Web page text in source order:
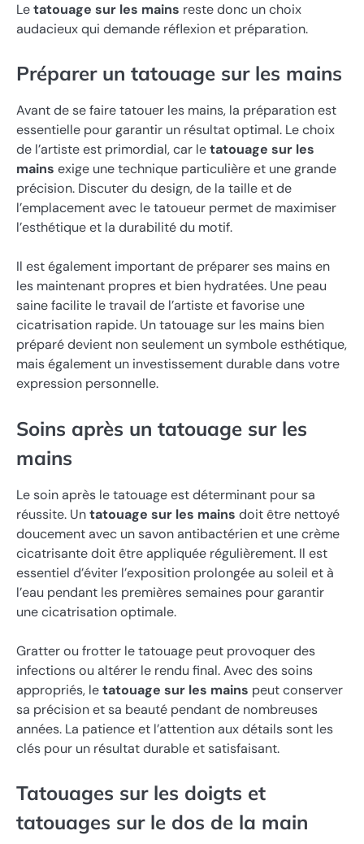
Letatouage sur les mains reste donc un choix
audacieux qui demande réflexion et préparation.
Préparer un tatouage sur les mains
Avant de se faire tatouer les mains, la préparation est
essentielle pour garantir un résultat optimal. Le choix
de l’artiste est primordial, car letatouage sur les
mains exige une technique particulière et une grande
précision. Discuter du design, de la taille et de
l’emplacement avec le tatoueur permet de maximiser
l’esthétique et la durabilité du motif.
Il est également important de préparer ses mains en
les maintenant propres et bien hydratées. Une peau
saine facilite le travail de l’artiste et favorise une
cicatrisation rapide. Un tatouage sur les mains bien
préparé devient non seulement un symbole esthétique,
mais également un investissement durable dans votre
expression personnelle.
Soins après un tatouage sur les
mains
Le soin après le tatouage est déterminant pour sa
réussite. Untatouage sur les mains doit être nettoyé
doucement avec un savon antibactérien et une crème
cicatrisante doit être appliquée régulièrement. Il est
essentiel d’éviter l’exposition prolongée au soleil et à
l’eau pendant les premières semaines pour garantir
une cicatrisation optimale.
Gratter ou frotter le tatouage peut provoquer des
infections ou altérer le rendu final. Avec des soins
appropriés, letatouage sur les mains peut conserver
sa précision et sa beauté pendant de nombreuses
années. La patience et l’attention aux détails sont les
clés pour un résultat durable et satisfaisant.
Tatouages sur les doigts et
tatouages sur le dos de la main